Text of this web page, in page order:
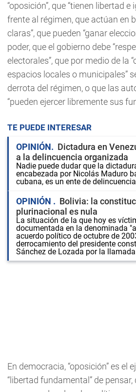
“oposición”, que “tienen libertad
frente al régimen, que actúan en
claras”, que pueden “ganar
poder, que el gobierno debe
electorales”, que por medio de la
espacios locales o municipales”
derrota del régimen, o que las
“pueden ejercer libremente sus
TE PUEDE INTERESAR
OPINIÓN
Dictadura en
a la delincuencia organizada
Nadie puede dudar que la
encabezada por Nicolás Maduro
cubana, es un ente de
OPINIÓN
Bolivia: la
plurinacional es nula
La situación de la que hoy es
documentada en la denominada
acuerdo político de octubre de
derrocamiento del presidente
Sánchez de Lozada por la
En democracia, “oposición” es el
“libertad fundamental” de